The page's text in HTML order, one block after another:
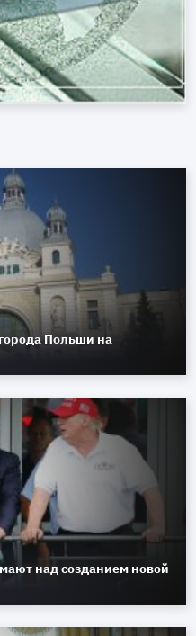
Польши на
над созданием новой